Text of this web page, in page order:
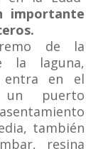
importante
de la
la laguna,
entra en el
un puerto
también
resina